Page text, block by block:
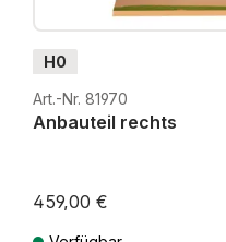
H0
Art.-Nr. 81970
Anbauteil rechts
459,00 €